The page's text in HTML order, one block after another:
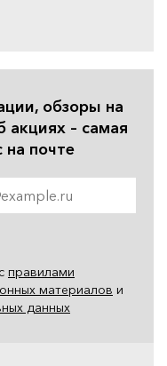
обзоры на
– самая
на почте
правилами
материалов и
данных